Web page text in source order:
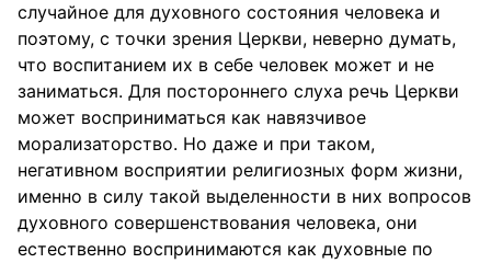
случайное для духовного состояния человека и
поэтому, с точки зрения Церкви, неверно думать,
что воспитанием их в себе человек может и не
заниматься. Для постороннего слуха речь Церкви
может восприниматься как навязчивое
морализаторство. Но даже и при таком,
негативном восприятии религиозных форм жизни,
именно в силу такой выделенности в них вопросов
духовного совершенствования человека, они
естественно воспринимаются как духовные по